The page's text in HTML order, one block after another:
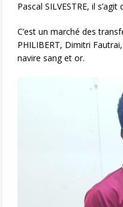
Pascal SILVESTRE, il
C’est un marché des
PHILIBERT, Dimitri
navire sang et or.